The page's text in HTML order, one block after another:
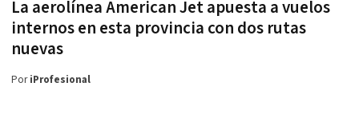
La aerolínea American Jet apuesta a vuelos
internos en esta provincia con dos rutas
nuevas
PoriProfesional